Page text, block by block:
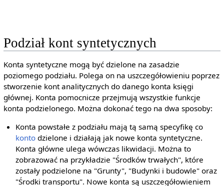
Podział kont syntetycznych
Konta syntetyczne mogą być dzielone na zasadzie
poziomego podziału. Polega on na uszczegółowieniu poprzez
stworzenie kont analitycznych do danego konta księgi
głównej. Konta pomocnicze przejmują wszystkie funkcje
konta podzielonego. Można dokonać tego na dwa sposoby:
Konta powstałe z podziału mają tą samą specyfikę co
konto dzielone i działają jak nowe konta syntetyczne.
Konta główne ulega wówczas likwidacji. Można to
zobrazować na przykładzie "Środków trwałych", które
zostały podzielone na "Grunty", "Budynki i budowle" oraz
"Środki transportu". Nowe konta są uszczegółowieniem